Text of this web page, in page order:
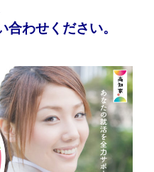
合わせください。